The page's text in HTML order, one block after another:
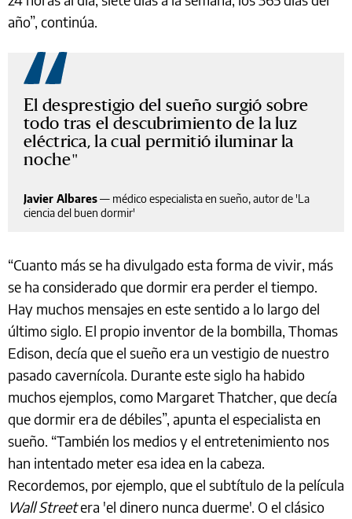
año”, continúa.
El desprestigio del sueño surgió sobre
todo tras el descubrimiento de la luz
eléctrica, la cual permitió iluminar la
noche
Javier Albares— médico especialista en sueño, autor de 'La
ciencia del buen dormir'
“Cuanto más se ha divulgado esta forma de vivir, más
se ha considerado que dormir era perder el tiempo.
Hay muchos mensajes en este sentido a lo largo del
último siglo. El propio inventor de la bombilla, Thomas
Edison, decía que el sueño era un vestigio de nuestro
pasado cavernícola. Durante este siglo ha habido
muchos ejemplos, como Margaret Thatcher, que decía
que dormir era de débiles”, apunta el especialista en
sueño. “También los medios y el entretenimiento nos
han intentado meter esa idea en la cabeza.
Recordemos, por ejemplo, que el subtítulo de la película
Wall Streetera 'el dinero nunca duerme'. O el clásico